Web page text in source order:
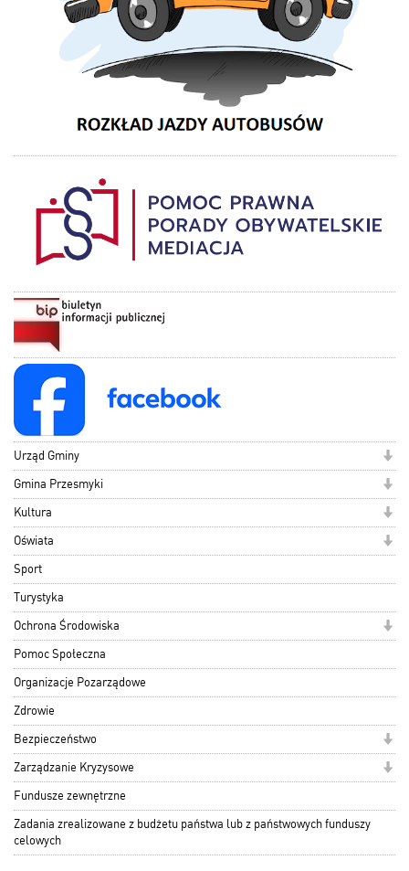
Urząd Gminy
Gmina Przesmyki
Kultura
Oświata
Sport
Turystyka
Ochrona Środowiska
Pomoc Społeczna
Organizacje Pozarządowe
Zdrowie
Bezpieczeństwo
Zarządzanie Kryzysowe
Fundusze zewnętrzne
Zadania zrealizowane z budżetu państwa lub z państwowych funduszy
celowych